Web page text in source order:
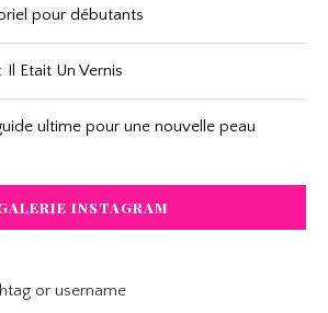
pour débutants
Etait Un Vernis
ultime pour une nouvelle peau
INSTAGRAM
or username